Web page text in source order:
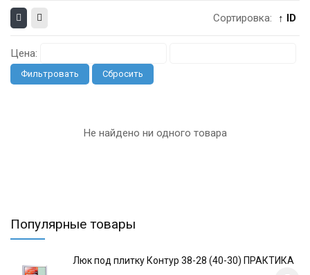
Сортировка: ↑ ID
Цена:
Фильтровать Сбросить
Не найдено ни одного товара
Популярные товары
Люк под плитку Контур 38-28 (40-30) ПРАКТИКА